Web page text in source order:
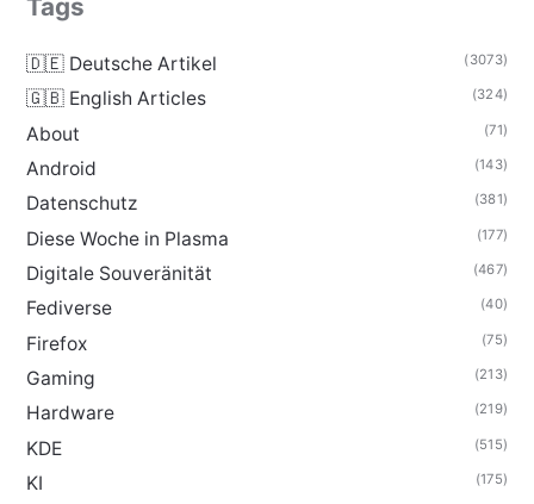
Tags
🇩🇪 Deutsche Artikel (3073)
🇬🇧 English Articles (324)
About (71)
Android (143)
Datenschutz (381)
Diese Woche in Plasma (177)
Digitale Souveränität (467)
Fediverse (40)
Firefox (75)
Gaming (213)
Hardware (219)
KDE (515)
KI (175)